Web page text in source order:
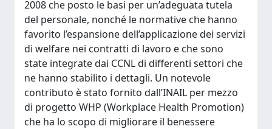
2008 che posto le basi per un’adeguata tutela
del personale, nonché le normative che hanno
favorito l’espansione dell’applicazione dei servizi
di welfare nei contratti di lavoro e che sono
state integrate dai CCNL di differenti settori che
ne hanno stabilito i dettagli. Un notevole
contributo è stato fornito dall’INAIL per mezzo
di progetto WHP (Workplace Health Promotion)
che ha lo scopo di migliorare il benessere